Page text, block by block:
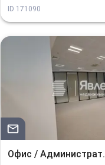
ID 171090
Офис